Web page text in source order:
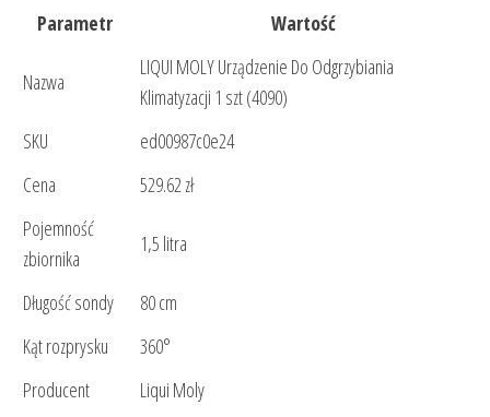
Parametr Wartość
Nazwa
LIQUI MOLY Urządzenie Do Odgrzybiania
Klimatyzacji 1 szt (4090)
SKU
ed00987c0e24
Cena
529.62 zł
Pojemność
zbiornika
1,5 litra
Długość sondy
80 cm
Kąt rozprysku
360°
Producent
Liqui Moly